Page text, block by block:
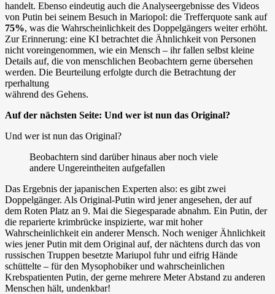
handelt. Ebenso eindeutig auch die Analyseergebnisse des Videos
von Putin bei seinem Besuch in Mariopol: die Trefferquote sank auf
75%, was die Wahrscheinlichkeit des Doppelgängers weiter erhöht.
Zur Erinnerung: eine KI betrachtet die Ähnlichkeit von Personen
nicht voreingenommen, wie ein Mensch – ihr fallen selbst kleine
Details auf, die von menschlichen Beobachtern gerne übersehen
werden. Die Beurteilung erfolgte durch die Betrachtung der
rperhaltung
während des Gehens.
Auf der nächsten Seite: Und wer ist nun das Original?
Und wer ist nun das Original?
Beobachtern sind darüber hinaus aber noch viele
andere Ungereintheiten aufgefallen
Das Ergebnis der japanischen Experten also: es gibt zwei
Doppelgänger. Als Original-Putin wird jener angesehen, der auf
dem Roten Platz an 9. Mai die Siegesparade abnahm. Ein Putin, der
die reparierte krimbrücke inspizierte, war mit hoher
Wahrscheinlichkeit ein anderer Mensch. Noch weniger Ähnlichkeit
wies jener Putin mit dem Original auf, der nächtens durch das von
russischen Truppen besetzte Mariupol fuhr und eifrig Hände
schüttelte – für den Mysophobiker und wahrscheinlichen
Krebspatienten Putin, der gerne mehrere Meter Abstand zu anderen
Menschen hält, undenkbar!